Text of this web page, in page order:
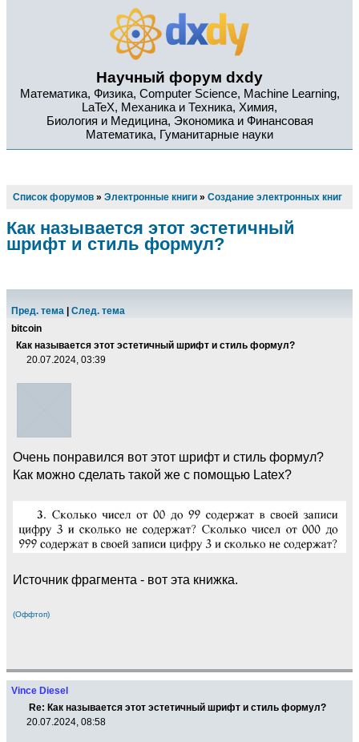
Научный форум dxdy
Математика, Физика, Computer Science, Machine Learning,
LaTeX, Механика и Техника, Химия,
Биология и Медицина, Экономика и Финансовая
Математика, Гуманитарные науки
Список форумов » Электронные книги » Создание электронных книг
Как называется этот эстетичный
шрифт и стиль формул?
Пред. тема
След. тема
bitcoin
Как называется этот эстетичный шрифт и стиль формул?
20.07.2024, 03:39
Очень понравился вот этот шрифт и стиль формул?
Как можно сделать такой же с помощью Latex?
Источник фрагмента - вот эта книжка.
(Оффтоп)
Vince Diesel
Re: Как называется этот эстетичный шрифт и стиль формул?
20.07.2024, 08:58